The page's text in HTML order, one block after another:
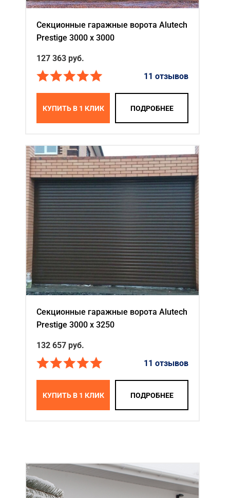
Секционные гаражные ворота Alutech
Prestige 3000 х 3000
127 363 руб.
11 отзывов
КУПИТЬ В 1 КЛИК ПОДРОБНЕЕ
Секционные гаражные ворота Alutech
Prestige 3000 х 3250
132 657 руб.
11 отзывов
КУПИТЬ В 1 КЛИК ПОДРОБНЕЕ